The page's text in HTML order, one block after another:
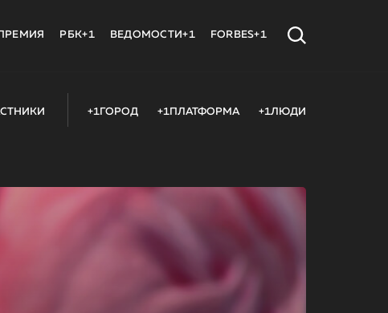
РБК+1 ВЕДОМОСТИ+1 FORBES+1
+1ГОРОД +1ПЛАТФОРМА +1ЛЮДИ